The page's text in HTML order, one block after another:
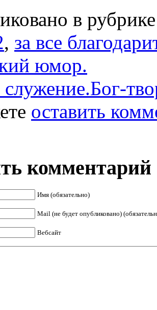
в
, за все
юмор.
служение.Бог-
оставить
комментарий
Имя (обязательно)
Mail (не будет опубликовано)
Вебсайт